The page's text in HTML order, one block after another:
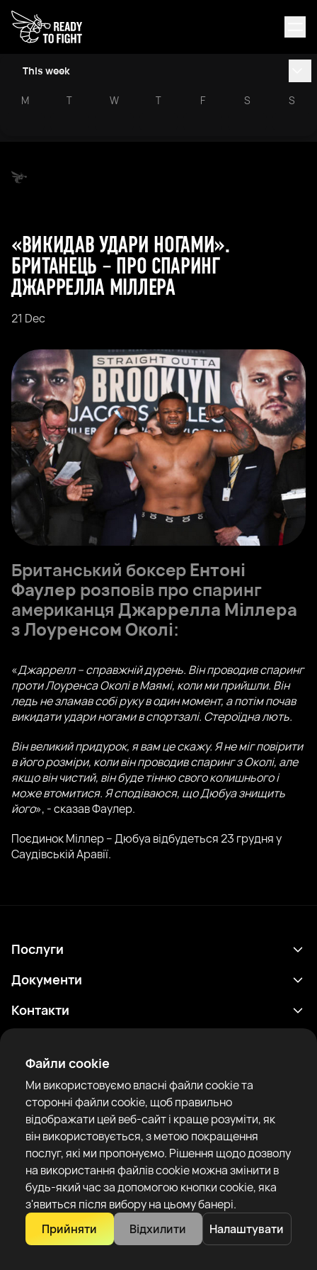
This week
M T W T F S S
Файли cookie
Ми використовуємо власні файли cookie та
сторонні файли cookie, щоб правильно
відображати цей веб-сайт і краще розуміти, як
він використовується, з метою покращення
послуг, які ми пропонуємо. Рішення щодо дозволу
на використання файлів cookie можна змінити в
будь-який час за допомогою кнопки cookie, яка
з'явиться після вибору на цьому банері.
Прийняти
Відхилити Налаштувати
«ВИКИДАВ УДАРИ НОГАМИ».
БРИТАНЕЦЬ – ПРО СПАРИНГ
ДЖАРРЕЛЛА МІЛЛЕРА
21 Dec
Британський боксерЕнтоні
Фаулер розповів про спаринг
американця Джаррелла Міллера
зЛоуренсом Околі:
«Джаррелл – справжній дурень. Він проводив спаринг
проти Лоуренса Околі в Маямі, коли ми прийшли. Він
ледь не зламав собі руку в один момент, а потім почав
викидати удари ногами в спортзалі. Стероїдна лють.
Він великий придурок, я вам це скажу. Я не міг повірити
в його розміри, коли він проводив спаринг з Околі, але
якщо він чистий, він буде тінню свого колишнього і
може втомитися. Я сподіваюся, що Дюбуа знищить
його», - сказав Фаулер.
Поєдинок Міллер – Дюбуа відбудеться 23 грудня у
Саудівській Аравії.
RTF United service limited
6 Burrows court, Liverpool, United Kingdom
Послуги
Розклад
Рейтинги
Новини
Статті
Sparring Finder
Документи
Політика конфіденційності
Умови використання
Повідомлення про ризики
Правила спільноти
Контакти